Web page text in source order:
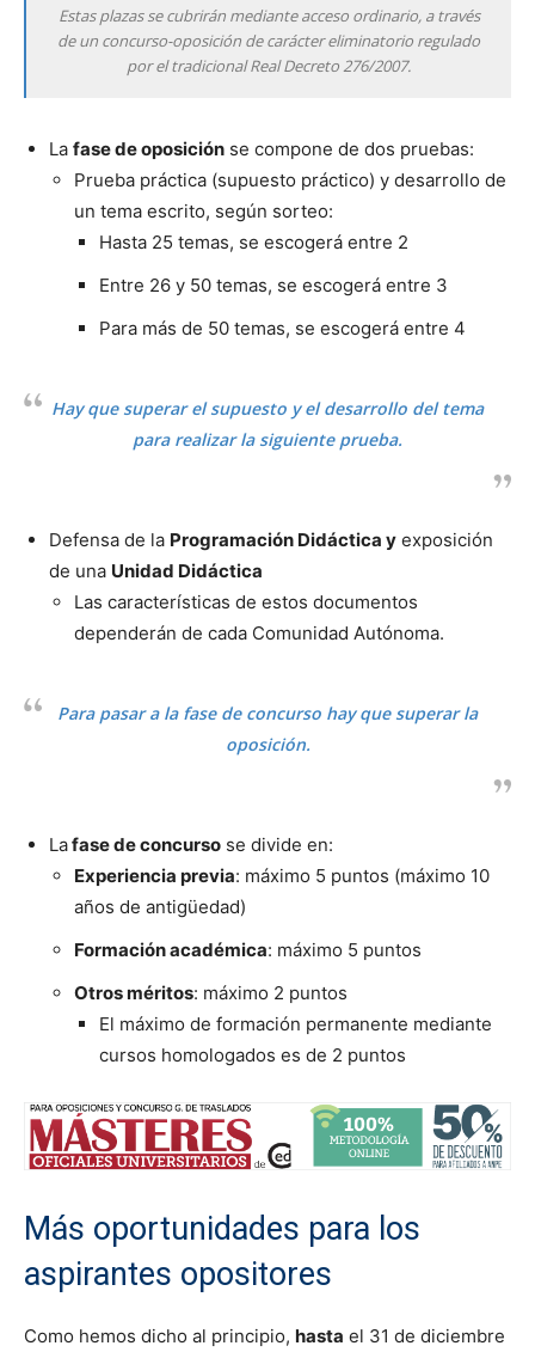
Estas plazas se cubrirán mediante acceso ordinario, a través
de un concurso-oposición de carácter eliminatorio regulado
por el tradicional Real Decreto 276/2007.
La fase de oposición se compone de dos pruebas:
Prueba práctica (supuesto práctico) y desarrollo de
un tema escrito, según sorteo:
Hasta 25 temas, se escogerá entre 2
Entre 26 y 50 temas, se escogerá entre 3
Para más de 50 temas, se escogerá entre 4
Hay que superar el supuesto y el desarrollo del tema
para realizar la siguiente prueba.
Defensa de la Programación Didáctica y exposición
de una Unidad Didáctica
Las características de estos documentos
dependerán de cada Comunidad Autónoma.
Para pasar a la fase de concurso hay que superar la
oposición.
Lafase de concurso se divide en:
Experiencia previa: máximo 5 puntos (máximo 10
años de antigüedad)
Formación académica: máximo 5 puntos
Otros méritos: máximo 2 puntos
El máximo de formación permanente mediante
cursos homologados es de 2 puntos
Más oportunidades para los
aspirantes opositores
Como hemos dicho al principio, hasta el 31 de diciembre